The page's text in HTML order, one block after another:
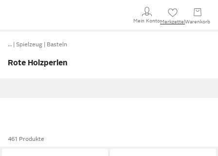
Mein KontoMerkzettel Warenkorb
… Spielzeug Basteln
Rote Holzperlen
461 Produkte